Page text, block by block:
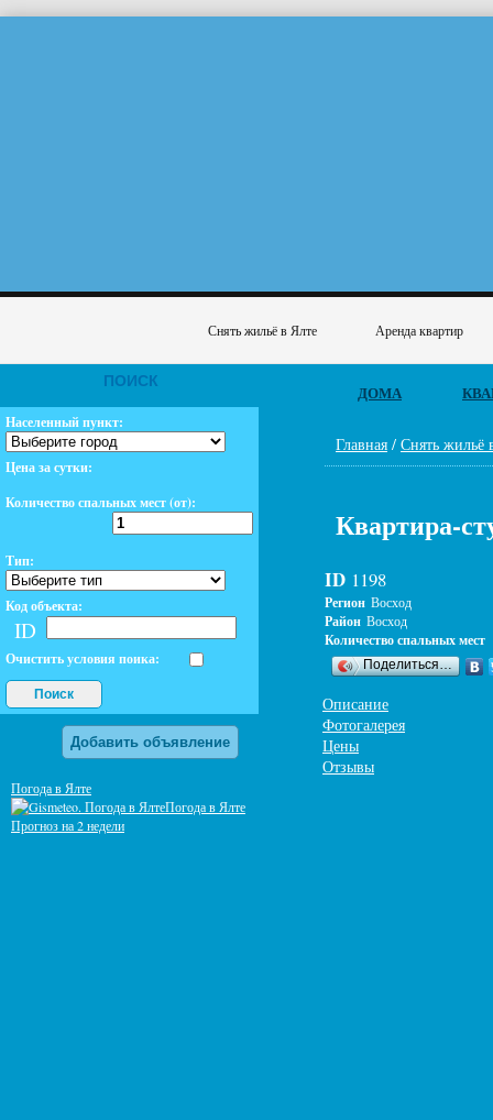
Снять жильё в Ялте Аренда квартир
ДОМА
Главная / Снять жильё
Квартира-
ID 1198
Регион Восход
Район Восход
Количество спальных мест
Поделиться…
Описание
Фотогалерея
Цены
Отзывы
ПОИСК
Населенный пункт:
Цена за сутки:
Количество спальных мест (от):
Тип:
Код объекта:
ID
Очистить условия поика:
Поиск
Добавить объявление
Погода в Ялте
Погода в Ялте
Прогноз на 2 недели